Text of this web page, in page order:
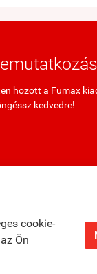
cookie-
Ön
hozott a Fumax
kedvedre!